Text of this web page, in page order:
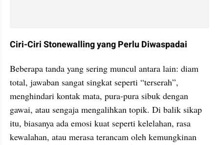
Ciri-Ciri Stonewalling yang Perlu Diwaspadai
Beberapa tanda yang sering muncul antara lain: diam
total, jawaban sangat singkat seperti “terserah”,
menghindari kontak mata, pura-pura sibuk dengan
gawai, atau sengaja mengalihkan topik. Di balik sikap
itu, biasanya ada emosi kuat seperti kelelahan, rasa
kewalahan, atau merasa terancam oleh kemungkinan